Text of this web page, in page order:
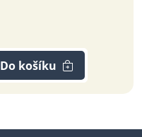
Do košíku